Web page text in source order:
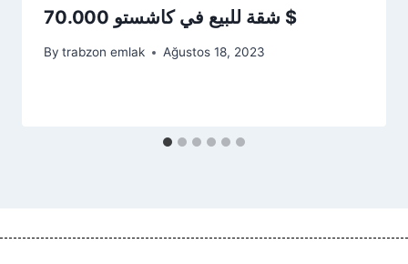
شقة للبيع في كاشستو 70.000 $
By trabzon emlak Ağustos 18, 2023